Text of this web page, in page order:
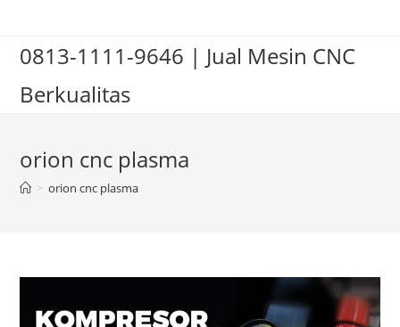
content0813-1111-9646 | Jual Mesin CNC
Berkualitas
orion cnc plasma
> orion cnc plasma